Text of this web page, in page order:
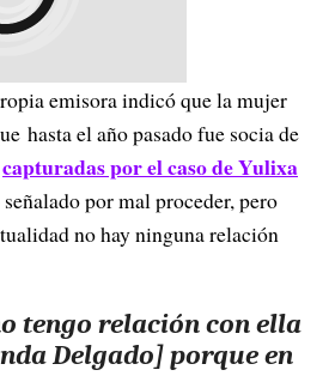
emisora indicó que la mujer
hasta el año pasado fue socia de
capturadas por el caso de Yulixa
por mal proceder, pero
no hay ninguna relación
tengo relación con ella
Delgado] porque en